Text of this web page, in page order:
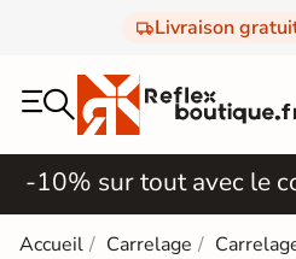
Livraison
-10% sur tout avec le
Accueil Carrelage